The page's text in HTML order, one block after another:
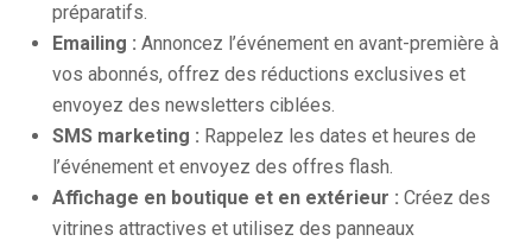
préparatifs.
Emailing : Annoncez l’événement en avant-première à
vos abonnés, offrez des réductions exclusives et
envoyez des newsletters ciblées.
SMS marketing : Rappelez les dates et heures de
l’événement et envoyez des offres flash.
Affichage en boutique et en extérieur : Créez des
vitrines attractives et utilisez des panneaux